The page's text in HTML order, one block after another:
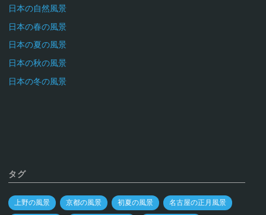
日本の自然風景
日本の春の風景
日本の夏の風景
日本の秋の風景
日本の冬の風景
タグ
上野の風景 京都の風景 初夏の風景 名古屋の正月風景